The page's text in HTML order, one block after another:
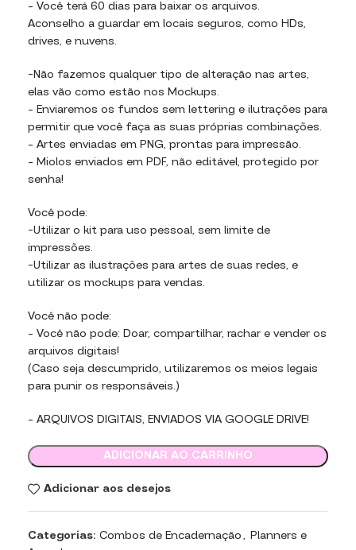
– Você terá 60 dias para baixar os arquivos.
Aconselho a guardar em locais seguros, como HDs,
drives, e nuvens.
-Não fazemos qualquer tipo de alteração nas artes,
elas vão como estão nos Mockups.
– Enviaremos os fundos sem lettering e ilutrações para
permitir que você faça as suas próprias combinações.
– Artes enviadas em PNG, prontas para impressão.
– Miolos enviados em PDF, não editável, protegido por
senha!
Você pode:
-Utilizar o kit para uso pessoal, sem limite de
impressões.
-Utilizar as ilustrações para artes de suas redes, e
utilizar os mockups para vendas.
Você não pode:
– Você não pode: Doar, compartilhar, rachar e vender os
arquivos digitais!
(Caso seja descumprido, utilizaremos os meios legais
para punir os responsáveis.)
– ARQUIVOS DIGITAIS, ENVIADOS VIA GOOGLE DRIVE!
ADICIONAR AO CARRINHO
Adicionar aos desejos
Categorias: Combos de Encadernação , Planners e